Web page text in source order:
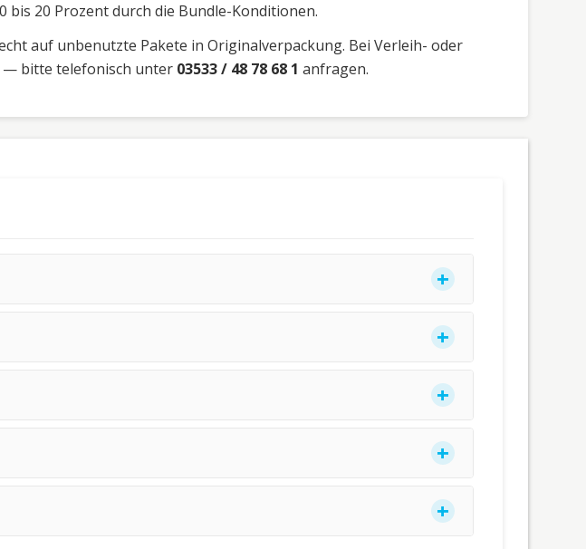
bis 20 Prozent durch die Bundle-Konditionen.
auf unbenutzte Pakete in Originalverpackung. Bei Verleih- oder
— bitte telefonisch unter 03533 / 48 78 68 1 anfragen.